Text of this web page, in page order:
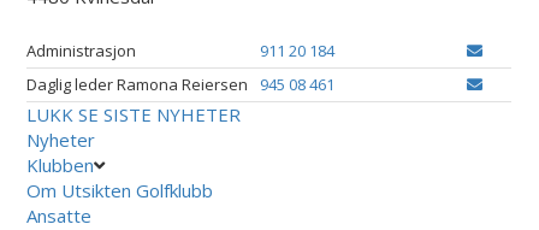
Administrasjon
911 20 184
Daglig leder Ramona Reiersen
945 08 461
LUKK SE SISTE NYHETER
Nyheter
Klubben
Om Utsikten Golfklubb
Ansatte